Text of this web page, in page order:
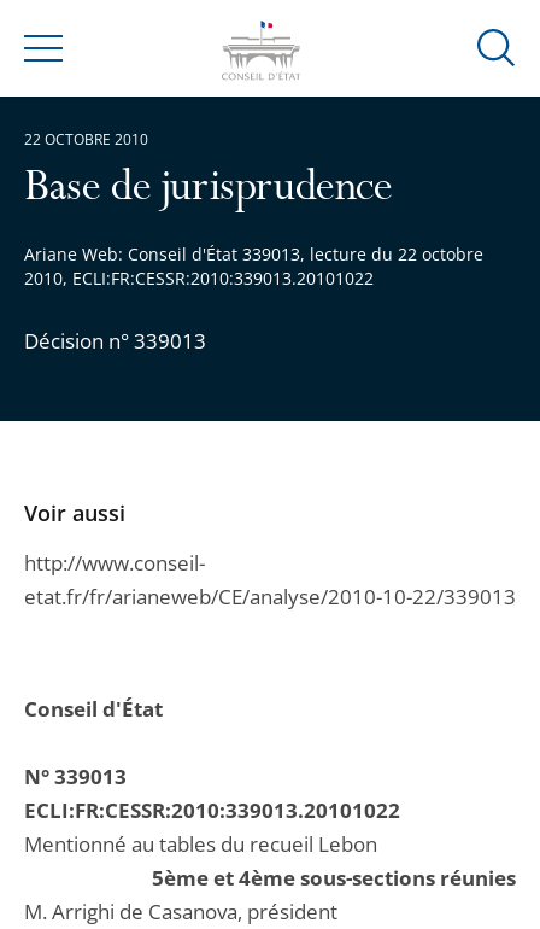
Menu
Ouvrir
Base de jurisprudence
Ariane Web: Conseil d'État 339013, lecture du 22 octobre
2010, ECLI:FR:CESSR:2010:339013.20101022
Décision n° 339013
22 OCTOBRE 2010
Conseil d'État
N° 339013
ECLI:FR:CESSR:2010:339013.20101022
Mentionné au tables du recueil Lebon
5ème et 4ème sous-sections réunies
M. Arrighi de Casanova, président
Voir aussi
http://www.conseil-
etat.fr/fr/arianeweb/CE/analyse/2010-10-22/339013